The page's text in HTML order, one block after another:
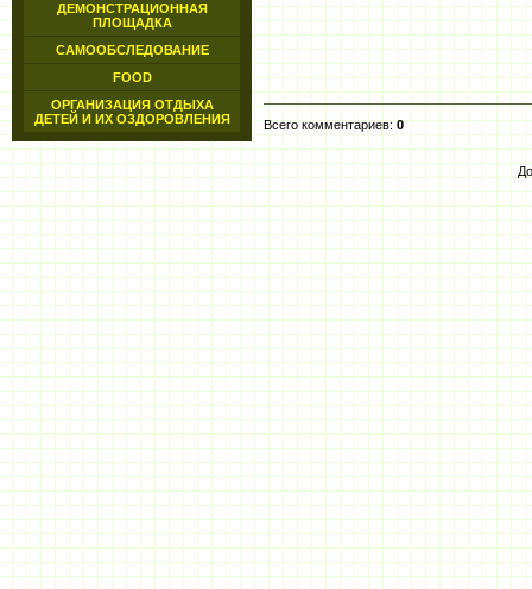
ДЕМОНСТРАЦИОННАЯ
ПЛОЩАДКА
САМООБСЛЕДОВАНИЕ
FOOD
ОРГАНИЗАЦИЯ ОТДЫХА
ДЕТЕЙ И ИХ ОЗДОРОВЛЕНИЯ
Всего комментариев:0